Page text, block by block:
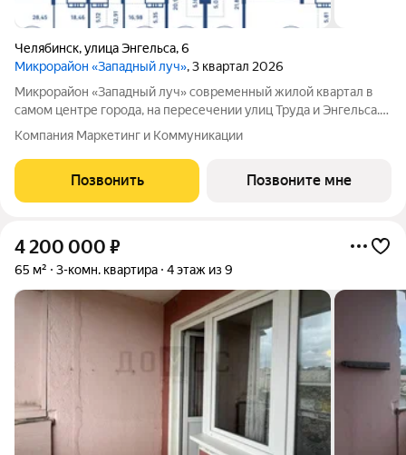
Челябинск,улица Энгельса,6
Микрорайон «Западный луч», 3 квартал 2026
Микрорайон «Западный луч» современный жилой квартал в
самом центре города, на пересечении улиц Труда и Энгельса.
Монолитно-каркасные высотные дома формируют
узнаваемый архитектурный облик и стали настоящим
украшением центральной части Челябинска.
Компания Маркетинг и Коммуникации
Позвонить Позвоните мне
4 200 000 ₽
65 м² 3-комн. квартира 4 этаж из 9